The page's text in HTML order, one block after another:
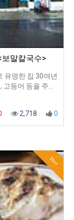
말칼국수>
유명한 집 30여년
고등어 등을 주…
2,718 0
Hot